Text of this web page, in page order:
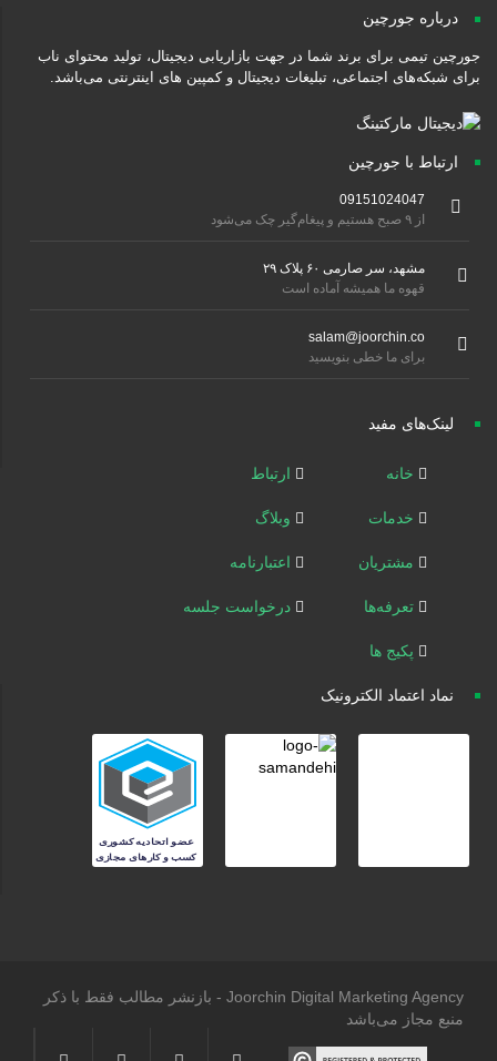
درباره جورچین
جورچین تیمی برای برند شما در جهت بازاریابی دیجیتال، تولید محتوای ناب
برای شبکه‌های اجتماعی، تبلیغات دیجیتال و کمپین های اینترنتی می‌باشد.
ارتباط با جورچین
09151024047
مشهد، سر صارمی ۶۰ پلاک ۲۹
قهوه ما همیشه آماده است
salam@joorchin.co
برای ما خطی بنویسید
لینک‌های مفید
خانه
خدمات
مشتریان
تعرفه‌ها
پکیج ها
ارتباط
وبلاگ
اعتبارنامه
درخواست جلسه
نماد اعتماد الکترونیک
Joorchin Digital Marketing Agency - بازنشر مطالب فقط با ذکر
منبع مجاز می‌باشد